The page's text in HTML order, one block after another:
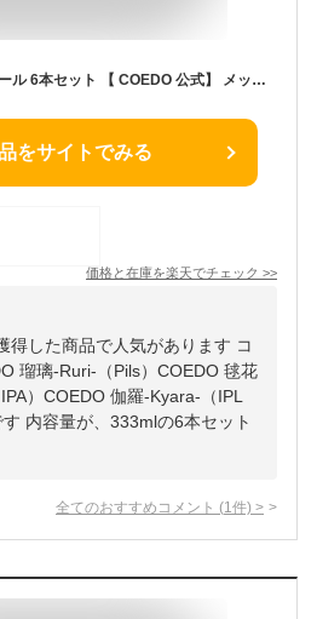
お中元 ポイント10倍 ｜ ビール 6本セット 【 COEDO 公式】 メッセージ入りコースター 送料無料 お酒 ギフト 飲み比べ 詰め合わせ プレゼント クラフトビールギフト コエドビール 御中元 暑中お見舞い 誕生日 ビールギフト お酒ギフト 人気 ソーシャルギフト 対応
をサイトでみる
価格と在庫を楽天でチェック >>
得した商品で人気があります コ
瑠璃-Ruri-（Pils）COEDO 毬花
）COEDO 伽羅-Kyara-（IPL
内容量が、333mlの6本セット
全てのおすすめコメント (1 件) >